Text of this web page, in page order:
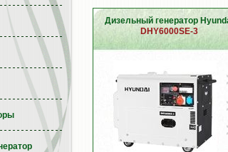
Дизельный генератор
DHY6000SE-3